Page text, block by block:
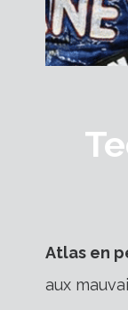
Atlas en
aux